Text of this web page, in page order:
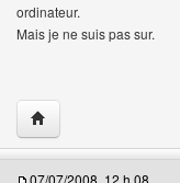
ordinateur.
Mais je ne suis pas sur.
Visiter le site web de
07/07/2008, 12 h 08